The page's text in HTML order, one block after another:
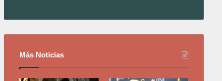
Más Noticias